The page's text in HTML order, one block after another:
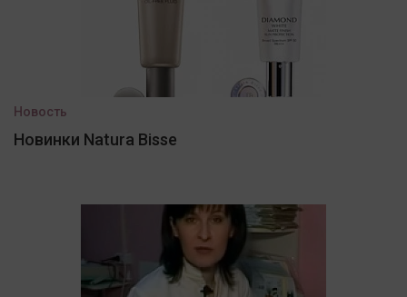
Новость
Новинки Natura Bisse